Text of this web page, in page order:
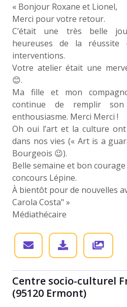
« Bonjour Roxane et Lionel,
Merci pour votre retour.
C’était une très belle
heureuses de la
interventions.
Votre atelier était une
😊.
Ma fille et mon
continue de remplir
enthousiasme. Merci Merci !
Oh oui l’art et la culture
dans nos vies (« Art is a
Bourgeois 😉).
Belle semaine et bon
concours Lépine.
À bientôt pour de nouvelles
Carola Costa" »
Médiathécaire
Centre socio-culturel
(95120 Ermont)